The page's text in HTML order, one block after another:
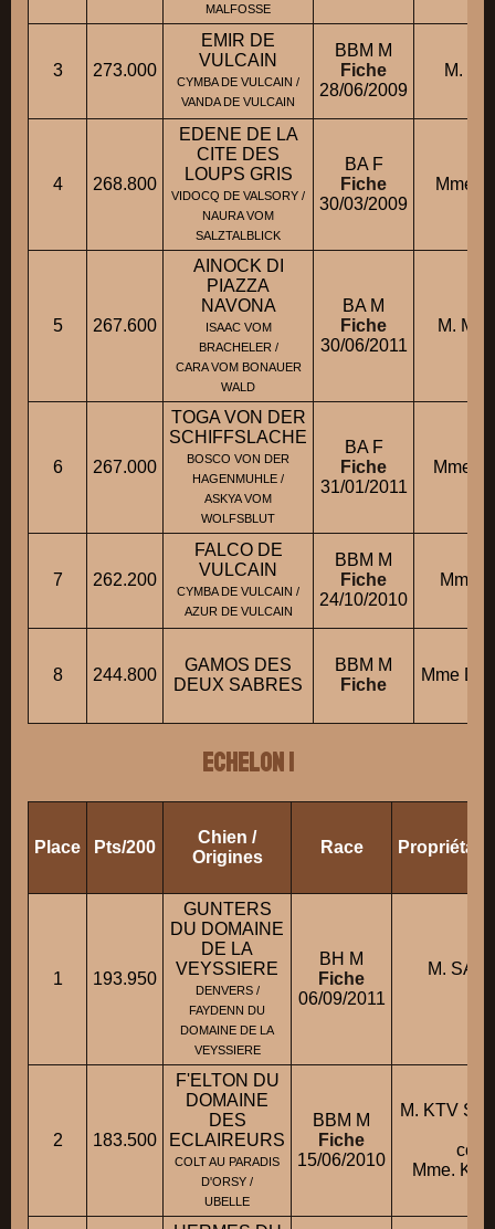
MALFOSSE
3 273.000
EMIR DE
VULCAIN
CYMBA DE VULCAIN /
VANDA DE VULCAIN
BBM M
Fiche
28/06/2009
M.
4 268.800
EDENE DE LA
CITE DES
LOUPS GRIS
VIDOCQ DE VALSORY /
NAURA VOM
SALZTALBLICK
BA F
Fiche
30/03/2009
Mme
5 267.600
AINOCK DI
PIAZZA
NAVONA
ISAAC VOM
BRACHELER /
CARA VOM BONAUER
WALD
BA M
Fiche
30/06/2011
M.
6 267.000
TOGA VON DER
SCHIFFSLACHE
BOSCO VON DER
HAGENMUHLE /
ASKYA VOM
WOLFSBLUT
BA F
Fiche
31/01/2011
Mme
7 262.200
FALCO DE
VULCAIN
CYMBA DE VULCAIN /
AZUR DE VULCAIN
BBM M
Fiche
24/10/2010
Mme
8 244.800
GAMOS DES
DEUX SABRES
BBM M
Fiche
Mme
ECHELON 1
Place Pts/200
Chien /
Origines
Race
1 193.950
GUNTERS
DU DOMAINE
DE LA
VEYSSIERE
DENVERS /
FAYDENN DU
DOMAINE DE LA
VEYSSIERE
BH M
Fiche
06/09/2011
M.
2 183.500
F'ELTON DU
DOMAINE
DES
ECLAIREURS
COLT AU PARADIS
D'ORSY /
UBELLE
BBM M
Fiche
15/06/2010
M. KTV
Mme.